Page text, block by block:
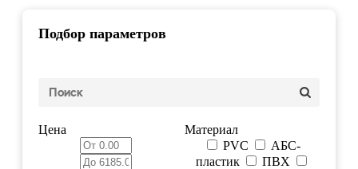
Подбор параметров
Цена
Материал
PVC
АБС-
пластик
ПВХ